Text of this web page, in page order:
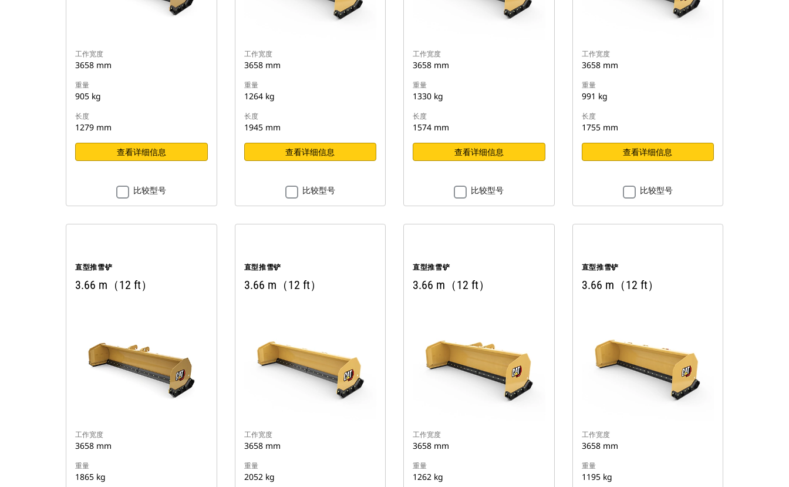
工作宽度
3658 mm
重量
905 kg
长度
1279 mm
查看详细信息
比较型号
工作宽度
3658 mm
重量
1264 kg
长度
1945 mm
查看详细信息
比较型号
工作宽度
3658 mm
重量
1330 kg
长度
1574 mm
查看详细信息
比较型号
工作宽度
3658 mm
重量
991 kg
长度
1755 mm
查看详细信息
比较型号
直型推雪铲
3.66 m（12 ft）
工作宽度
3658 mm
重量
1865 kg
直型推雪铲
3.66 m（12 ft）
工作宽度
3658 mm
重量
2052 kg
直型推雪铲
3.66 m（12 ft）
工作宽度
3658 mm
重量
1262 kg
直型推雪铲
3.66 m（12 ft）
工作宽度
3658 mm
重量
1195 kg